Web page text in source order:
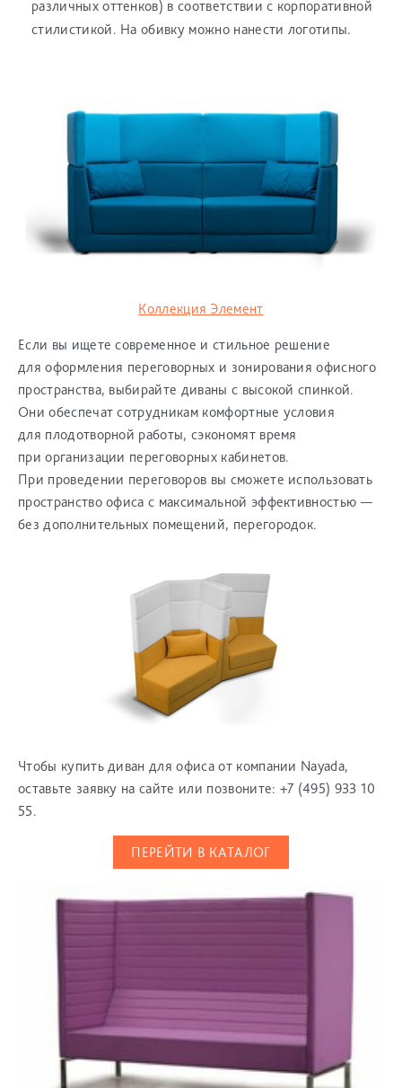
различных оттенков) в соответствии с корпоративной
стилистикой. На обивку можно нанести логотипы.
Коллекция Элемент
Если вы ищете современное и стильное решение
для оформления переговорных и зонирования офисного
пространства, выбирайте диваны с высокой спинкой.
Они обеспечат сотрудникам комфортные условия
для плодотворной работы, сэкономят время
при организации переговорных кабинетов.
При проведении переговоров вы сможете использовать
пространство офиса с максимальной эффективностью —
без дополнительных помещений, перегородок.
Чтобы купить диван для офиса от компании Nayada,
оставьте заявку на сайте или позвоните: +7 (495) 933 10
55.
ПЕРЕЙТИ В КАТАЛОГ